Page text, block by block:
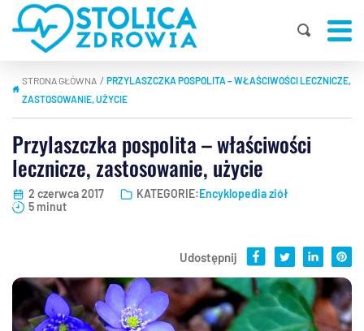
STRONA GŁÓWNA | PRZYLASZCZKA POSPOLITA – WŁAŚCIWOŚCI LECZNICZE,
ZASTOSOWANIE, UŻYCIE
Przylaszczka pospolita – właściwości
lecznicze, zastosowanie, użycie
2 czerwca 2017 KATEGORIE:Encyklopedia ziół
5 minut
Udostępnij